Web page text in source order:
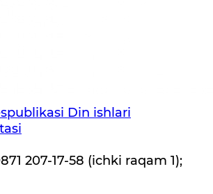
Din ishlаri
207-17-58 (ichki raqam 1);